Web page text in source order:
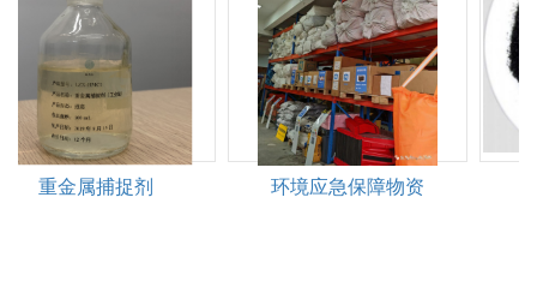
重金属捕捉剂 环境应急保障物资